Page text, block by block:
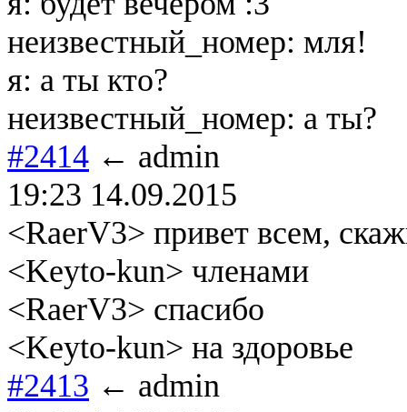
неизвестный_номер: мля!
я: а ты кто?
неизвестный_номер: а ты?
#2414 ← admin
19:23 14.09.2015
<RaerV3> привет всем,
<Keyto-kun> членами
<RaerV3> спасибо
<Keyto-kun> на здоровье
#2413 ← admin